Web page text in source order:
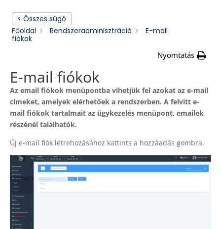
< Összes súgó
Főoldal
Rendszeradminisztráció
E-mail
fiókok
Nyomtatás
E-mail fiókok
Az email fiókok menüpontba vihetjük fel azokat az e-mail
címeket, amelyek elérhetőek a rendszerben. A felvitt e-
mail fiókok tartalmait az ügykezelés menüpont, emailek
részénél találhatók.
Új e-mail fiók létrehozásához kattints a hozzáadás gombra.